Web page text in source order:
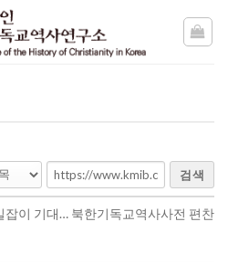
검색
잡이 기대… 북한기독교역사사전 편찬